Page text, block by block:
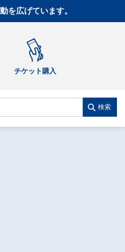
を広げています。
チケット購入
検索